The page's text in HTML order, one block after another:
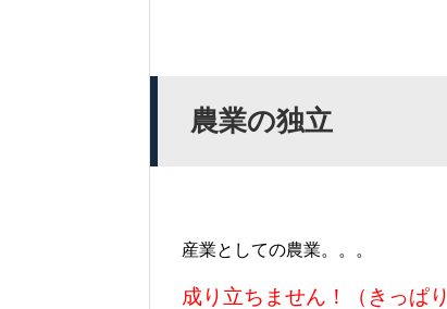
農業の独立
産業としての農業。。。
成り立ちません！（きっぱり